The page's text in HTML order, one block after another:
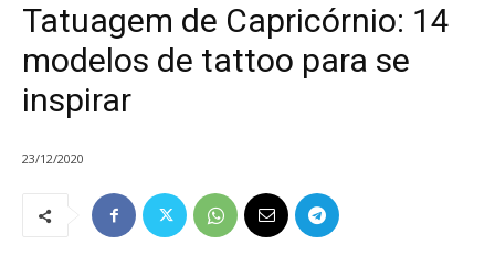
Tatuagem de Capricórnio: 14
modelos de tattoo para se
inspirar
23/12/2020